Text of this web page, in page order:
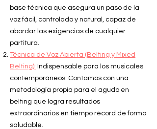
base técnica que asegura un paso de la
voz fácil, controlado y natural, capaz de
abordar las exigencias de cualquier
partitura.
Técnica de Voz Abierta (Belting y Mixed
Belting): Indispensable para los musicales
contemporáneos. Contamos con una
metodología propia para el agudo en
belting que logra resultados
extraordinarios en tiempo récord de forma
saludable.